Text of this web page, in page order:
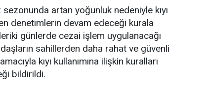
artan yoğunluk nedeniyle kıyı
denetimlerin devam edeceği kurala
günlerde cezai işlem uygulanacağı
sahillerden daha rahat ve güvenli
kıyı kullanımına ilişkin kuralları
bildirildi.